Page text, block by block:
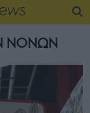
ΝΟΝΩΝ